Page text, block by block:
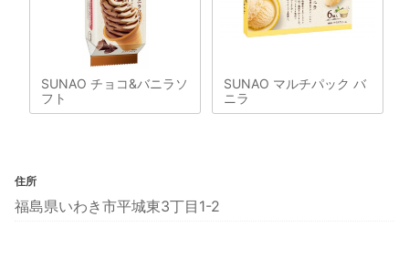
SUNAO チョコ&バニラソ
フト
SUNAO マルチパック バ
ニラ
住所
福島県いわき市平城東3丁目1-2